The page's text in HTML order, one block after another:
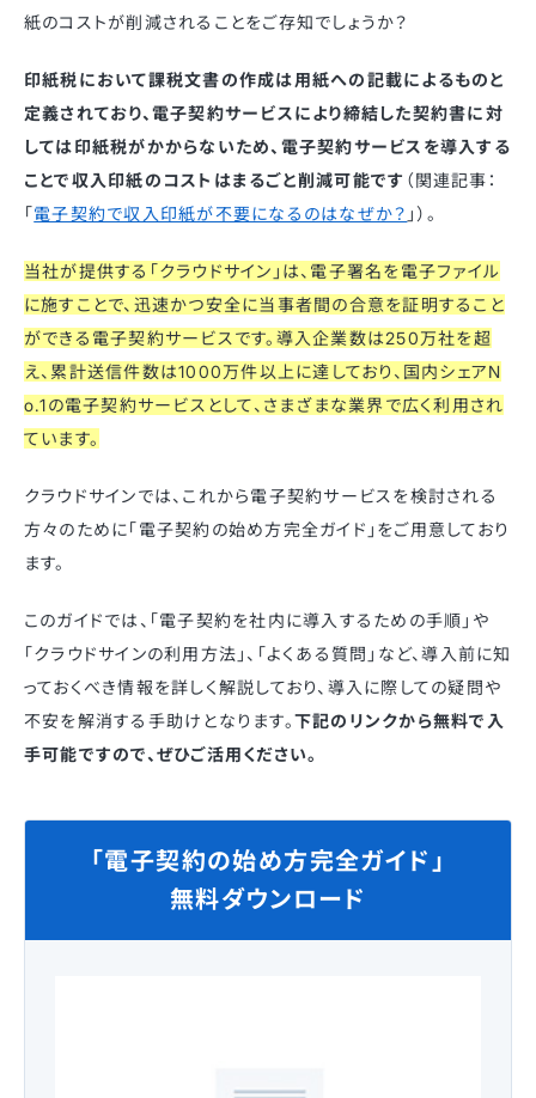
紙のコストが削減されることをご存知でしょうか？
印紙税において課税文書の作成は用紙への記載によるものと
定義されており、電子契約サービスにより締結した契約書に対
しては印紙税がかからないため、電子契約サービスを導入する
ことで収入印紙のコストはまるごと削減可能です （関連記事：
「電子契約で収入印紙が不要になるのはなぜか？ 」）。
当社が提供する「クラウドサイン」は、電子署名を電子ファイル
に施すことで、迅速かつ安全に当事者間の合意を証明すること
ができる電子契約サービスです。導入企業数は250万社を超
え、累計送信件数は1000万件以上に達しており、国内シェアN
o.1の電子契約サービスとして、さまざまな業界で広く利用され
ています。
クラウドサインでは、これから電子契約サービスを検討される
方々のために「電子契約の始め方完全ガイド」をご用意しており
ます。
このガイドでは、「電子契約を社内に導入するための手順」や
「クラウドサインの利用方法」、「よくある質問」など、導入前に知
っておくべき情報を詳しく解説しており、導入に際しての疑問や
不安を解消する手助けとなります。下記のリンクから無料で入
手可能ですので、ぜひご活用ください。
「電子契約の始め方完全ガイド」
無料ダウンロード